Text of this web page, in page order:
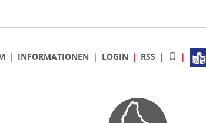
INFORMATIONEN LOGIN RSS